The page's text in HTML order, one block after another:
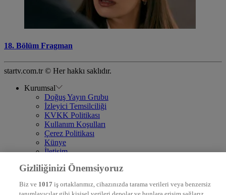
18. Bölüm Fragman
startv.com.tr © Her hakkı saklıdır.
Kurumsal
Doğuş Yayın Grubu
İzleyici Temsilciliği
KVKK Politikası
Kullanım Koşulları
Çerez Politikası
Künye
İletişim
DYG Televizyonlar
STAR
Gizliliğinizi Önemsiyoruz
Biz ve 1017 iş ortaklarımız, cihazınızda tarama verileri veya benzersiz